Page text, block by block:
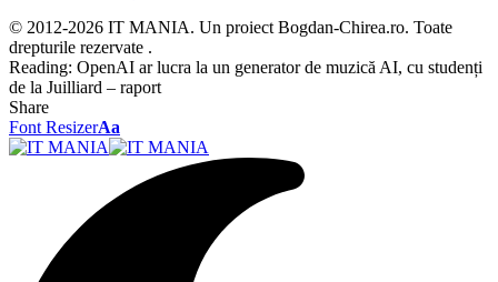
© 2012-2026 IT MANIA. Un proiect Bogdan-Chirea.ro. Toate
drepturile rezervate .
Reading: OpenAI ar lucra la un generator de muzică AI, cu studenți
de la Juilliard – raport
Share
Font ResizerAa